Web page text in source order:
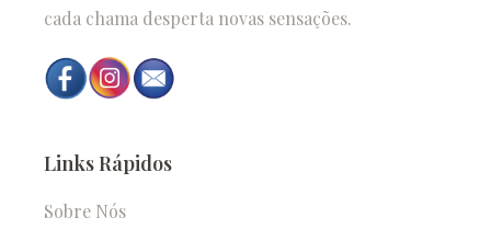
cada chama desperta novas sensações.
Links Rápidos
Sobre Nós